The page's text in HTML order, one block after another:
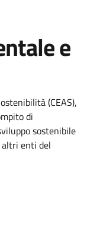
e
(CEAS),
di
sostenibile
altri enti del